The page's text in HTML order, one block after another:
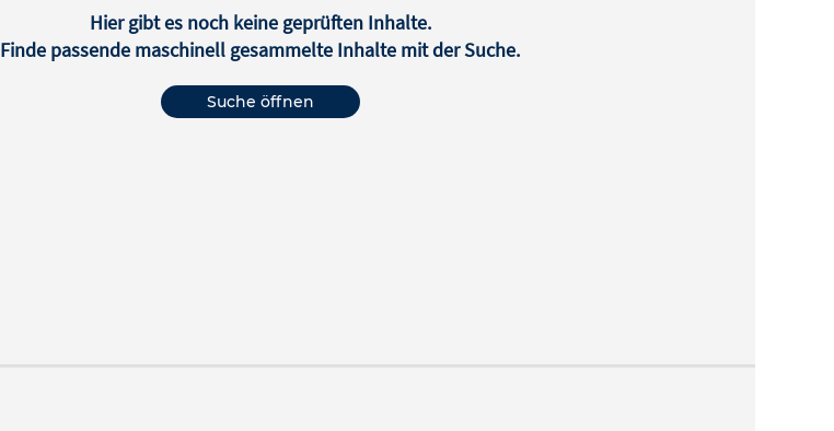
Hier gibt es noch keine geprüften Inhalte.
Finde passende maschinell gesammelte Inhalte mit der Suche.
Suche öffnen